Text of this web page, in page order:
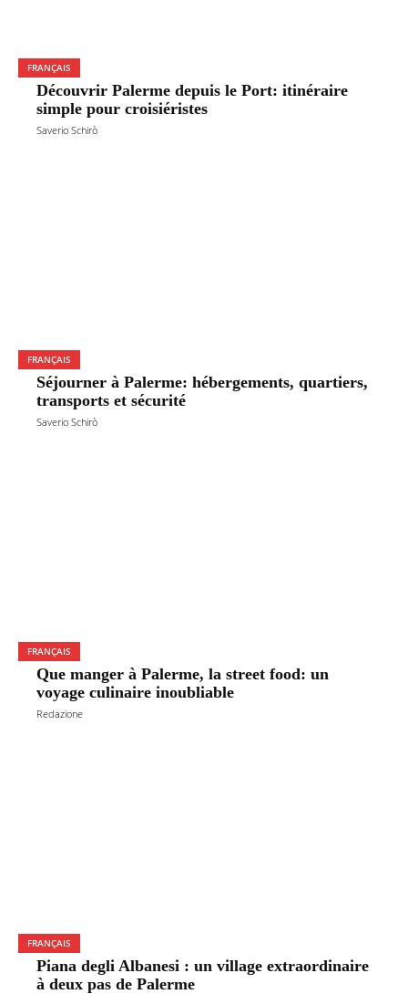
FRANÇAIS
Découvrir Palerme depuis le Port: itinéraire
simple pour croisiéristes
Saverio Schirò
FRANÇAIS
Séjourner à Palerme: hébergements, quartiers,
transports et sécurité
Saverio Schirò
FRANÇAIS
Que manger à Palerme, la street food: un
voyage culinaire inoubliable
Redazione
FRANÇAIS
Piana degli Albanesi : un village extraordinaire
à deux pas de Palerme